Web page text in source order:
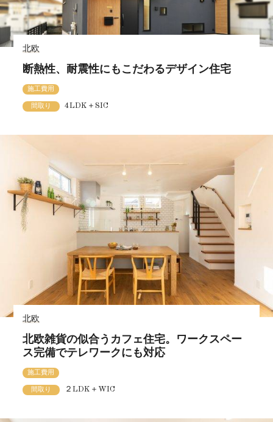
北欧
断熱性、耐震性にもこだわるデザイン住宅
施工費用
間取り 4LDK＋SIC
北欧
北欧雑貨の似合うカフェ住宅。ワークスペー
ス完備でテレワークにも対応
施工費用
間取り ２LDK＋WIC